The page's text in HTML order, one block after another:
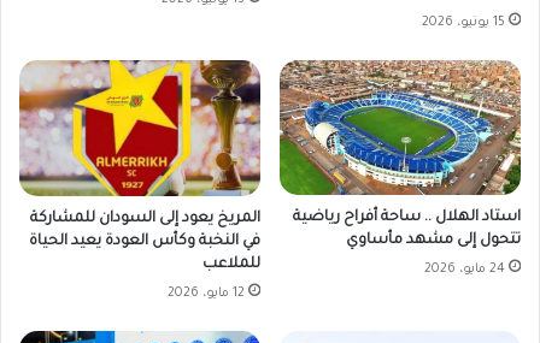
15 يونيو، 2026
استاد الهلال .. ساحة أفراح رياضية
تتحول إلى مشهد مأساوي
24 مايو، 2026
المريخ يعود إلى السودان للمشاركة
في النخبة وكأس العودة يعيد الحياة
للملاعب
12 مايو، 2026